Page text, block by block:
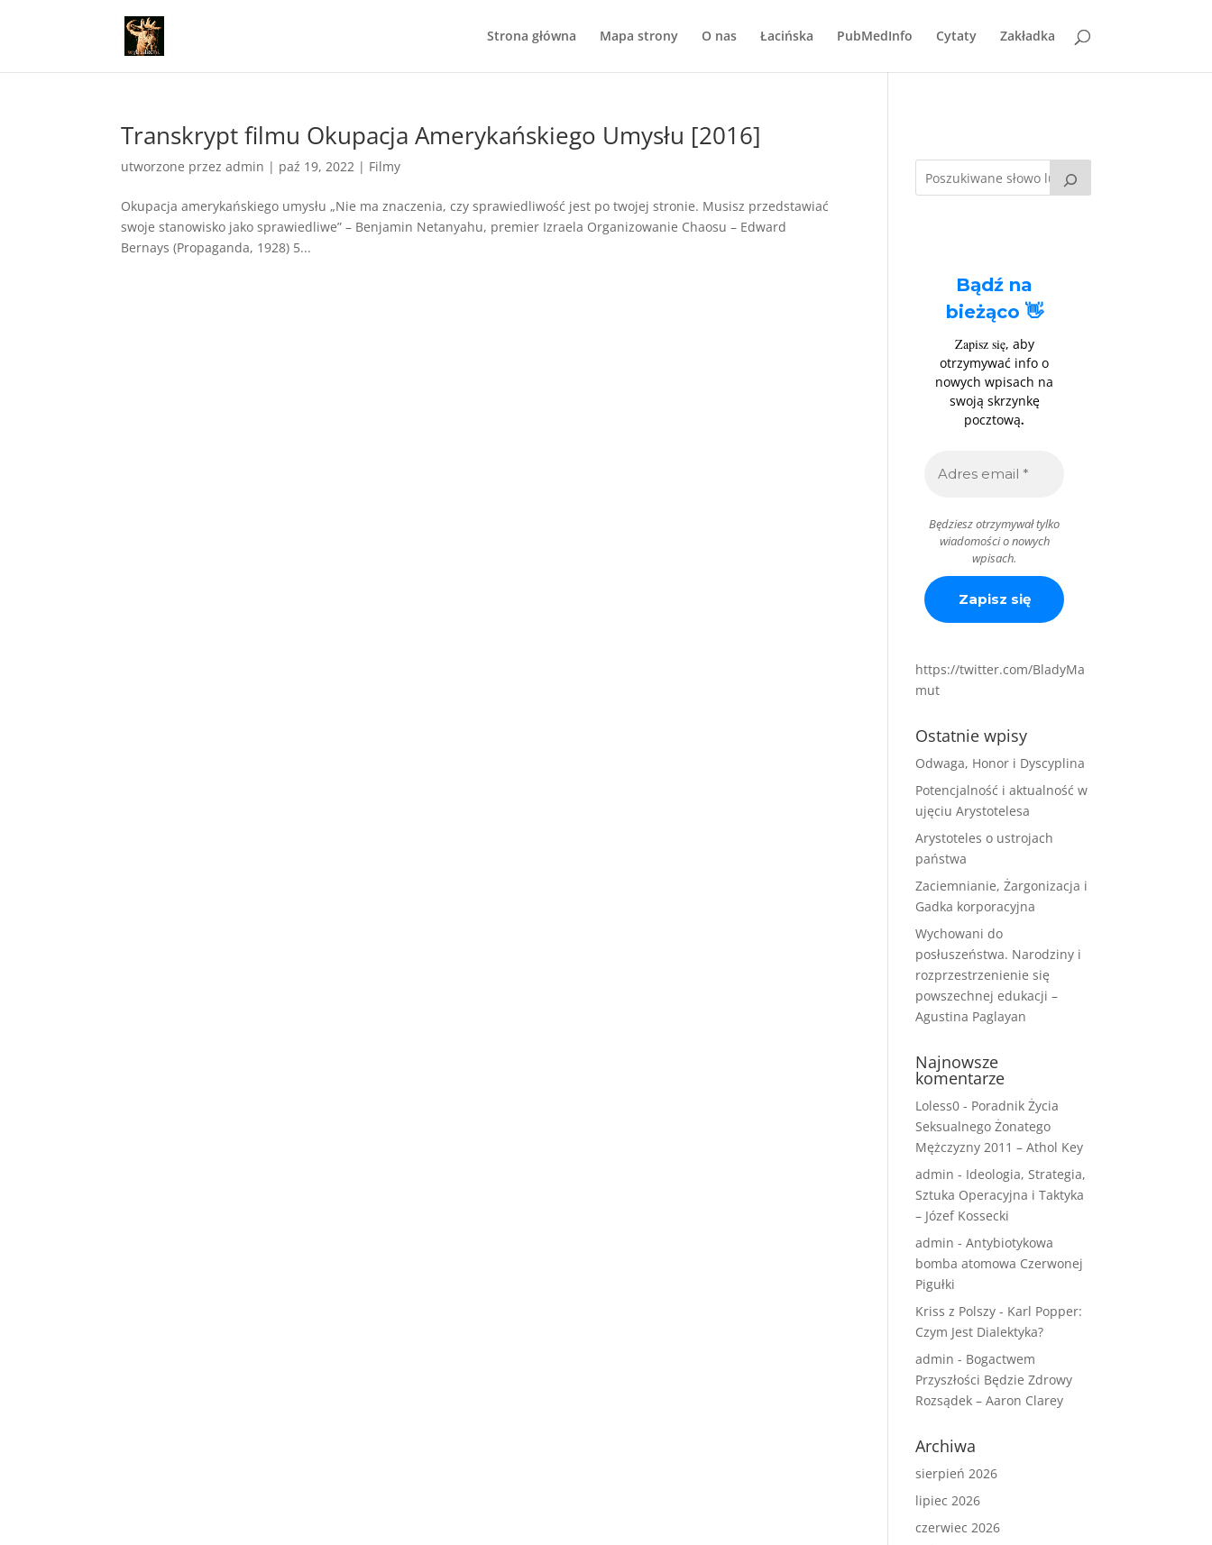
Strona główna Mapa strony O nas Łacińska PubMedInfo Cytaty Zakładka
Transkrypt filmu Okupacja Amerykańskiego Umysłu [2016]
utworzone przezadmin | paź 19, 2022 | Filmy
Okupacja amerykańskiego umysłu „Nie ma znaczenia, czy sprawiedliwość jest po twojej stronie. Musisz przedstawiać
swoje stanowisko jako sprawiedliwe” – Benjamin Netanyahu, premier Izraela Organizowanie Chaosu – Edward
Bernays (Propaganda, 1928) 5...
Bądź na
bieżąco 👋
Zapisz się, aby
otrzymywać info o
nowych wpisach na
swoją skrzynkę
pocztową.
Będziesz otrzymywał tylko
wiadomości o nowych
wpisach.
https://twitter.com/BladyMa
mut
Ostatnie wpisy
Odwaga, Honor i Dyscyplina
Potencjalność i aktualność w
ujęciu Arystotelesa
Arystoteles o ustrojach
państwa
Zaciemnianie, Żargonizacja i
Gadka korporacyjna
Wychowani do
posłuszeństwa. Narodziny i
rozprzestrzenienie się
powszechnej edukacji –
Agustina Paglayan
Najnowsze
komentarze
Loless0 - Poradnik Życia
Seksualnego Żonatego
Mężczyzny 2011 – Athol Key
admin - Ideologia, Strategia,
Sztuka Operacyjna i Taktyka
– Józef Kossecki
admin -Antybiotykowa
bomba atomowa Czerwonej
Pigułki
Kriss z Polszy - Karl Popper:
Czym Jest Dialektyka?
admin - Bogactwem
Przyszłości Będzie Zdrowy
Rozsądek – Aaron Clarey
Archiwa
sierpień 2026
lipiec 2026
czerwiec 2026